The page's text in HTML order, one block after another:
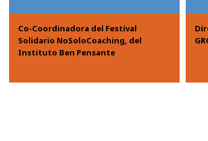
Co-Coordinadora del Festival
Solidario NoSoloCoaching, del
Instituto Ben Pensante